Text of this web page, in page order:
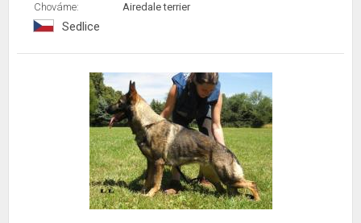
Chováme:
Airedale terrier
Sedlice